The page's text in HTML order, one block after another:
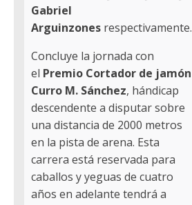
Gabriel
Arguinzones respectivamente.
Concluye la jornada con
el Premio Cortador de jamón
Curro M. Sánchez, hándicap
descendente a disputar sobre
una distancia de 2000 metros
en la pista de arena. Esta
carrera está reservada para
caballos y yeguas de cuatro
años en adelante tendrá a